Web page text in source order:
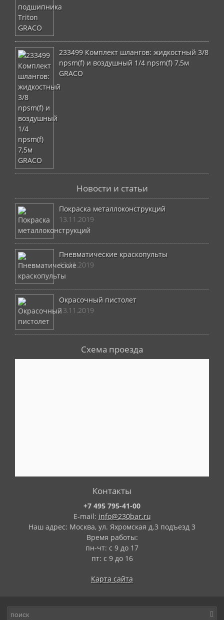
233499 Комплект шлангов: жидкостный 3/8
npsm(f) и воздушный 1/4 npsm(f) 7,5м
GRACO
Новости и статьи
Покраска металлоконструкций
13.11.2019
Пневматические краскопульты
13.11.2019
Окрасочный пистолет
13.11.2019
Схема проезда
Контакты
+7 495 795-41-00
E-mail: info@230bar.ru
Наш адрес: Москва, ул. Яхромская д.3 подъезд 3
Время работы:
пн-чт: с 9 до 17
пт: с 9 до 16
Карта сайта